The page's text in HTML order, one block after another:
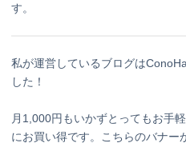
す。
私が運営しているブログは
した！
月1,000円もいかずとってもお手
にお買い得です。こちらのバナー